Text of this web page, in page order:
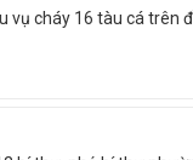
vụ cháy 16 tàu cá trên